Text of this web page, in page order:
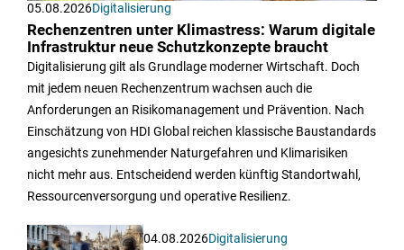
05.08.2026Digitalisierung
Rechenzentren unter Klimastress: Warum digitale
Infrastruktur neue Schutzkonzepte braucht
Digitalisierung gilt als Grundlage moderner Wirtschaft. Doch
mit jedem neuen Rechenzentrum wachsen auch die
Anforderungen an Risikomanagement und Prävention. Nach
Einschätzung von HDI Global reichen klassische Baustandards
angesichts zunehmender Naturgefahren und Klimarisiken
nicht mehr aus. Entscheidend werden künftig Standortwahl,
Ressourcenversorgung und operative Resilienz.
04.08.2026Digitalisierung